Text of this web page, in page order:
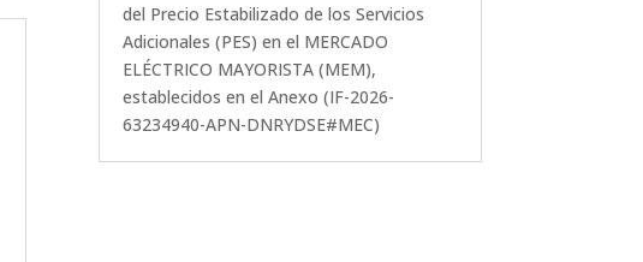
del Precio Estabilizado de los Servicios
Adicionales (PES) en el MERCADO
ELÉCTRICO MAYORISTA (MEM),
establecidos en el Anexo (IF-2026-
63234940-APN-DNRYDSE#MEC)